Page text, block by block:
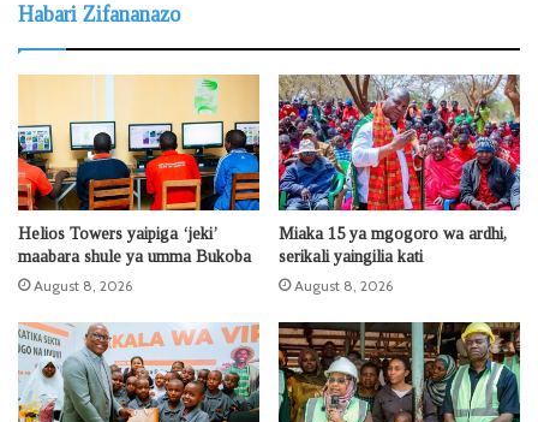
Habari Zifananazo
Helios Towers yaipiga ‘jeki’
maabara shule ya umma Bukoba
August 8, 2026
Miaka 15 ya mgogoro wa ardhi,
serikali yaingilia kati
August 8, 2026